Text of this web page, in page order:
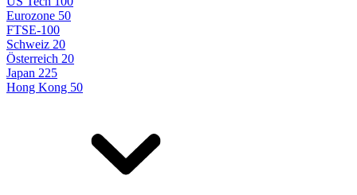
Eurozone 50
FTSE-100
Schweiz 20
Österreich 20
Japan 225
Hong Kong 50